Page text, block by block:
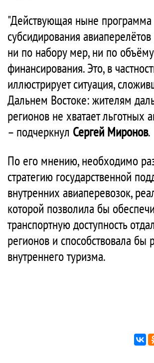
"Действующая ныне программа
субсидирования авиаперелётов
ни по набору мер, ни по объёму
финансирования. Это, в
иллюстрирует ситуация,
Дальнем Востоке: жителям
регионов не хватает льготных
– подчеркнул Сергей Миронов.
По его мнению, необходимо
стратегию государственной
внутренних авиаперевозок,
которой позволила бы
транспортную доступность
регионов и способствовала бы
внутреннего туризма.